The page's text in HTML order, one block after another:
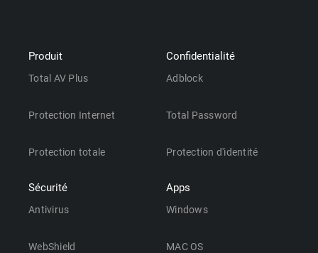
Produit
Total AV Plus
Protection Internet
Protection totale
Sécurité
Antivirus
WebShield
Confidentialité
Adblock
Total Password
Protection d'identité
Apps
Windows
MAC OS